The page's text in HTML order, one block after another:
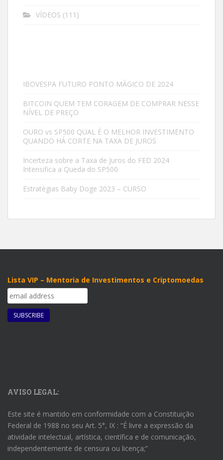
VÍDEOS (111)
IBOVESPA FUTURO PONTO MÁGICO DE 2024
BITCOIN QUEM TEM CORAGEM DE COMPRAR NESSE
NÍVEL DE PREÇO
OURO vs SP500 QUAL É O MELHOR INVESTIMENTO
QUANDO HÁ CORTE NA TAXA DE JUROS
Incerteza sobre a Taxa de Juros do FED 2024
Intensifica a Queda do SP500
Estratégias Baby Doge 2023 – CURSO
Lista VIP – Mentoria de Investimentos e Criptomoedas
AVISO LEGAL:
Este site é mantido em conformidade com a Constituição
Federal de 1988 no seu Art. 5°, IX : “É livre a expressão da
atividade intelectual, artística, científica e de comunicação,
independentemente de censura ou licença;”